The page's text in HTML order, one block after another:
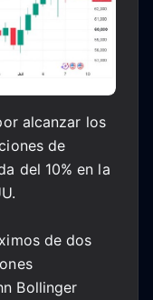
alcanzar los
de
del 10% en la
de dos
Bollinger